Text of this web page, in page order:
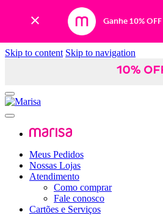
Ganhe 10%
Skip to content Skip to navigation
Meus Pedidos
Nossas Lojas
Atendimento
Como comprar
Fale conosco
Cartões e Serviços